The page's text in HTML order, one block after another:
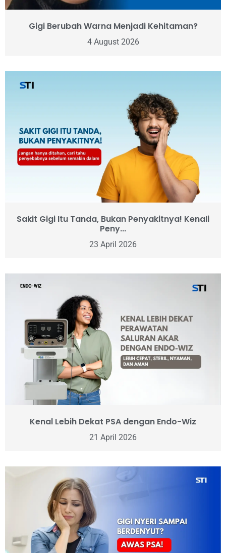
Gigi Berubah Warna Menjadi Kehitaman?
4 August 2026
Sakit Gigi Itu Tanda, Bukan Penyakitnya! Kenali
Peny...
23 April 2026
Kenal Lebih Dekat PSA dengan Endo-Wiz
21 April 2026